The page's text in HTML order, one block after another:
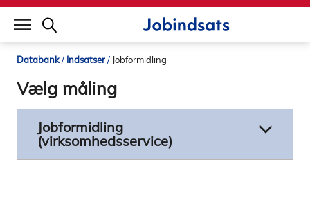
builddate: 2026-02-02 16:12:57
Databank Indsatser Jobformidling
Vælg måling